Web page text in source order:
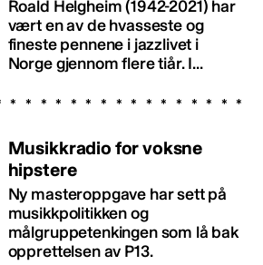
Roald Helgheim (1942-2021) har
vært en av de hvasseste og
fineste pennene i jazzlivet i
Norge gjennom flere tiår. I...
Musikkradio for voksne
hipstere
Ny masteroppgave har sett på
musikkpolitikken og
målgruppetenkingen som lå bak
opprettelsen av P13.